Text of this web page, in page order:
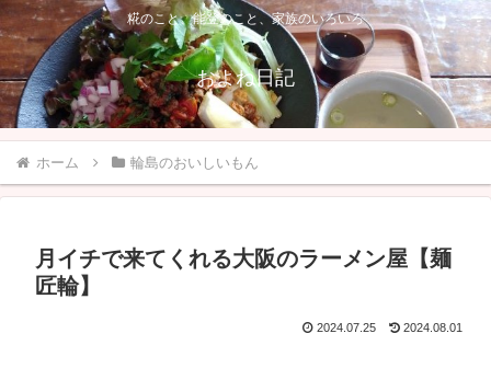
糀のこと、能登のこと、家族のいろいろ
およね日記
ホーム 輪島のおいしいもん
月イチで来てくれる大阪のラーメン屋【麺
匠輪】
2024.07.25 2024.08.01